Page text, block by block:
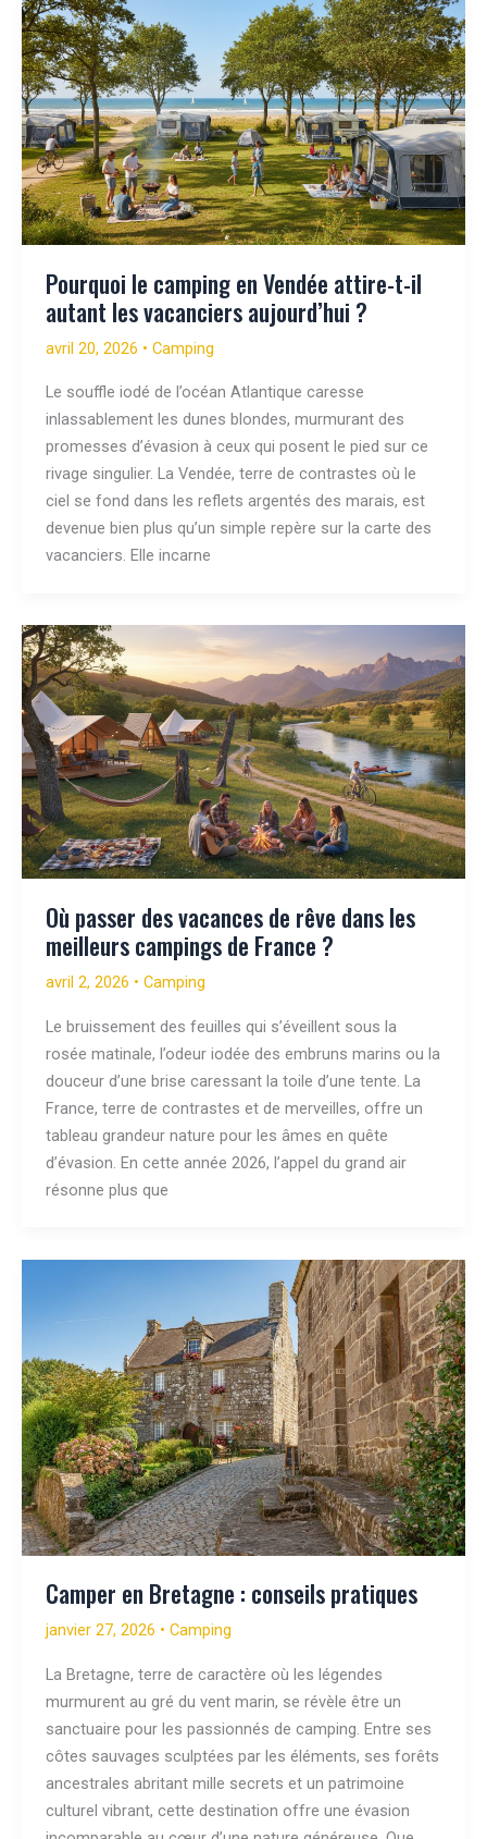
Pourquoi le camping en Vendée attire-t-il
autant les vacanciers aujourd’hui ?
avril 20, 2026 • Camping
Le souffle iodé de l’océan Atlantique caresse
inlassablement les dunes blondes, murmurant des
promesses d’évasion à ceux qui posent le pied sur ce
rivage singulier. La Vendée, terre de contrastes où le
ciel se fond dans les reflets argentés des marais, est
devenue bien plus qu’un simple repère sur la carte des
vacanciers. Elle incarne
Où passer des vacances de rêve dans les
meilleurs campings de France ?
avril 2, 2026 • Camping
Le bruissement des feuilles qui s’éveillent sous la
rosée matinale, l’odeur iodée des embruns marins ou la
douceur d’une brise caressant la toile d’une tente. La
France, terre de contrastes et de merveilles, offre un
tableau grandeur nature pour les âmes en quête
d’évasion. En cette année 2026, l’appel du grand air
résonne plus que
Camper en Bretagne : conseils pratiques
janvier 27, 2026 • Camping
La Bretagne, terre de caractère où les légendes
murmurent au gré du vent marin, se révèle être un
sanctuaire pour les passionnés de camping. Entre ses
côtes sauvages sculptées par les éléments, ses forêts
ancestrales abritant mille secrets et un patrimoine
culturel vibrant, cette destination offre une évasion